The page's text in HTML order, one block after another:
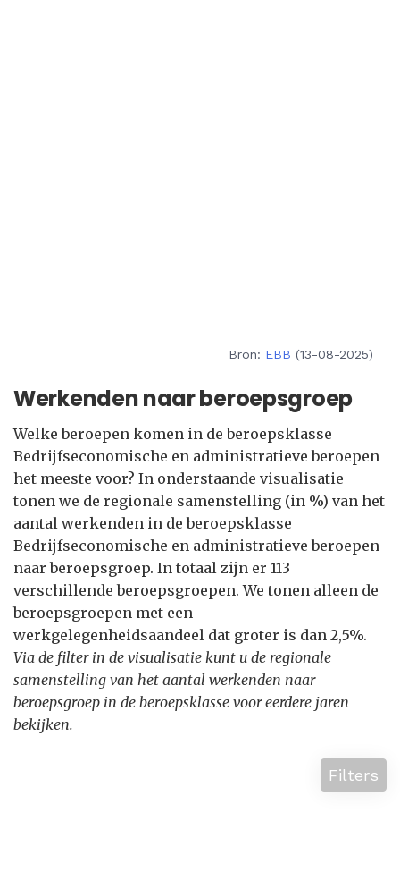
Bron: EBB (13-08-2025)
Werkenden naar beroepsgroep
Welke beroepen komen in de beroepsklasse
Bedrijfseconomische en administratieve beroepen
het meeste voor? In onderstaande visualisatie
tonen we de regionale samenstelling (in %) van het
aantal werkenden in de beroepsklasse
Bedrijfseconomische en administratieve beroepen
naar beroepsgroep. In totaal zijn er 113
verschillende beroepsgroepen. We tonen alleen de
beroepsgroepen met een
werkgelegenheidsaandeel dat groter is dan 2,5%.
Via de filter in de visualisatie kunt u de regionale
samenstelling van het aantal werkenden naar
beroepsgroep in de beroepsklasse voor eerdere jaren
bekijken.
Filters